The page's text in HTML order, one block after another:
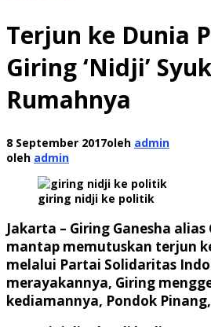
Terjun ke Dunia
Giring ‘Nidji’
Rumahnya
8 September 2017oleh admin
oleh admin
giring nidji ke politik
Jakarta – Giring Ganesha alias
mantap memutuskan terjun
melalui Partai Solidaritas
merayakannya, Giring
kediamannya, Pondok Pinang,